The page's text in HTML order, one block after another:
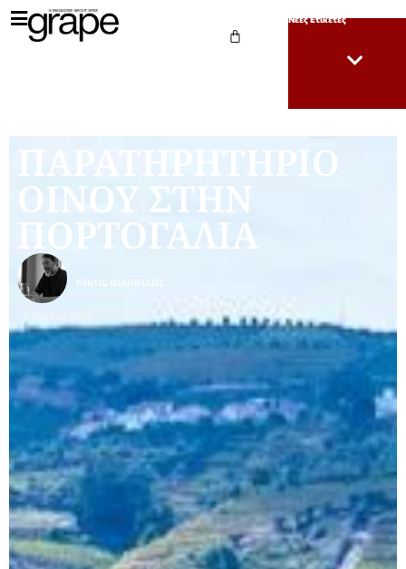
Νέες Ετικέτες
ΠΑΡΑΤΗΡΗΤΗΡΙΟ
ΟΙΝΟΥ ΣΤΗΝ
ΠΟΡΤΟΓΑΛΙΑ
ΝΊΚΟΣ ΙΩΑΝΝΊΔΗΣ